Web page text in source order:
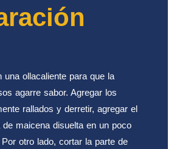
una ollacaliente para que la
agarre sabor. Agregar los
rallados y derretir, agregar el
maicena disuelta en un poco
otro lado, cortar la parte de